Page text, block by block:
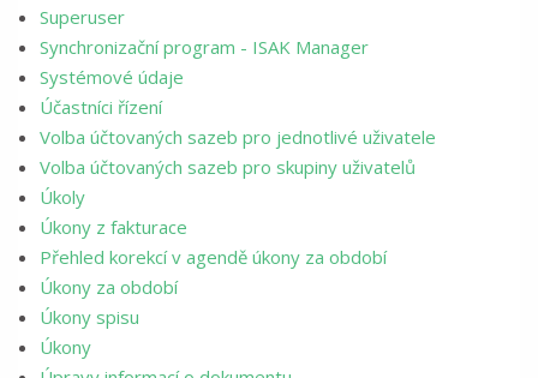
Superuser
Synchronizační program - ISAK Manager
Systémové údaje
Účastníci řízení
Volba účtovaných sazeb pro jednotlivé uživatele
Volba účtovaných sazeb pro skupiny uživatelů
Úkoly
Úkony z fakturace
Přehled korekcí v agendě úkony za období
Úkony za období
Úkony spisu
Úkony